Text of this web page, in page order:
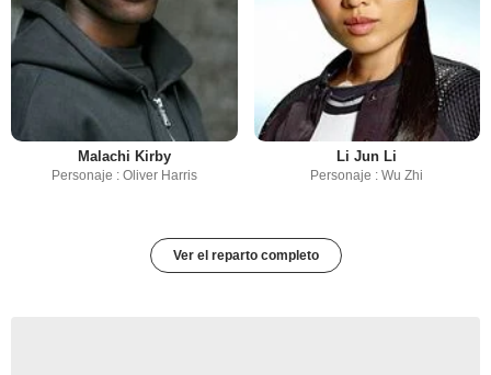
Malachi Kirby
Personaje : Oliver Harris
Li Jun Li
Personaje : Wu Zhi
Ver el reparto completo